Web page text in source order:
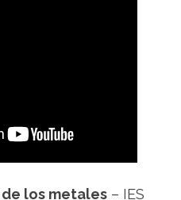
los metales – IES